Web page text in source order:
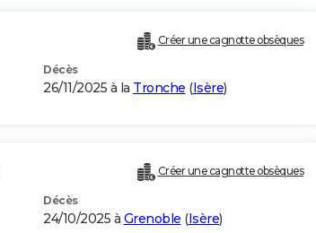
Créer une cagnotte obsèques
Décès
26/11/2025 à la Tronche (Isère)
Créer une cagnotte obsèques
Décès
24/10/2025 à Grenoble (Isère)